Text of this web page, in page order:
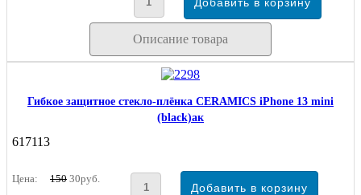
Описание товара
Гибкое защитное стекло-плёнка CERAMICS iPhone 13 mini
(black)ак
617113
Цена: 150 30руб.